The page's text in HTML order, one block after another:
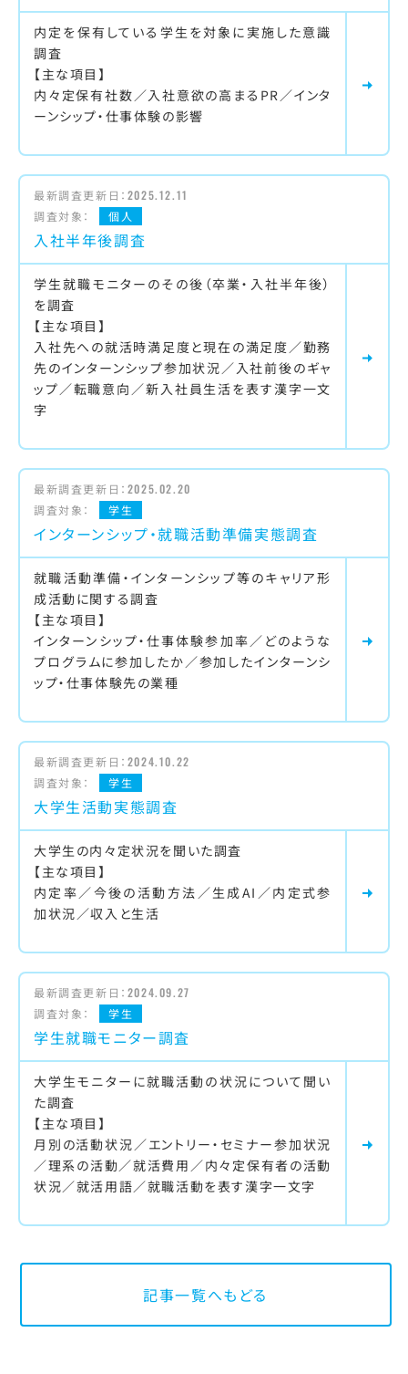
内定を保有している学生を対象に実施した意識
調査
【主な項目】
内々定保有社数／入社意欲の高まるPR／インタ
ーンシップ・仕事体験の影響
最新調査更新日： 2025.12.11
調査対象：
個人
入社半年後調査
学生就職モニターのその後（卒業・入社半年後）
を調査
【主な項目】
入社先への就活時満足度と現在の満足度／勤務
先のインターンシップ参加状況／入社前後のギャ
ップ／転職意向／新入社員生活を表す漢字一文
字
最新調査更新日： 2025.02.20
調査対象：
学生
インターンシップ・就職活動準備実態調査
就職活動準備・インターンシップ等のキャリア形
成活動に関する調査
【主な項目】
インターンシップ・仕事体験参加率／どのような
プログラムに参加したか／参加したインターンシ
ップ・仕事体験先の業種
最新調査更新日： 2024.10.22
調査対象：
学生
大学生活動実態調査
大学生の内々定状況を聞いた調査
【主な項目】
内定率／今後の活動方法／生成AI／内定式参
加状況／収入と生活
最新調査更新日： 2024.09.27
調査対象：
学生
学生就職モニター調査
大学生モニターに就職活動の状況について聞い
た調査
【主な項目】
月別の活動状況／エントリー・セミナー参加状況
／理系の活動／就活費用／内々定保有者の活動
状況／就活用語／就職活動を表す漢字一文字
記事一覧へもどる